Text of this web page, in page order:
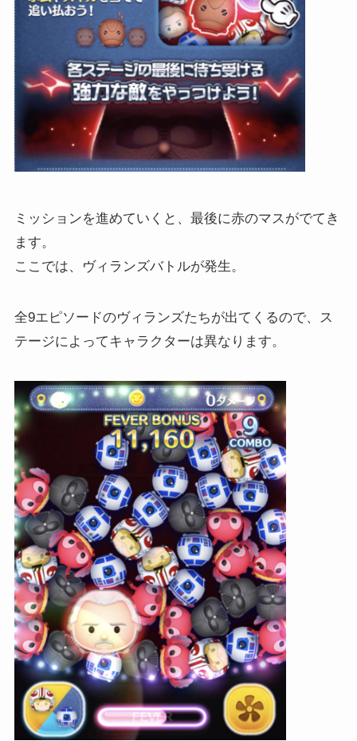
ミッションを進めていくと、最後に赤のマスがでてき
ます。
ここでは、ヴィランズバトルが発生。
全9エピソードのヴィランズたちが出てくるので、ス
テージによってキャラクターは異なります。